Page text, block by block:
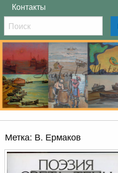
Контакты
Метка: В. Ермаков